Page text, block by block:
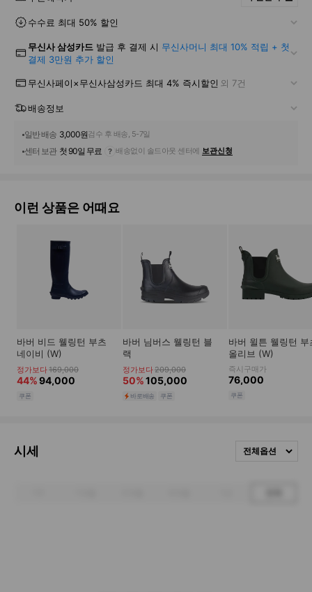
시세 전체옵션